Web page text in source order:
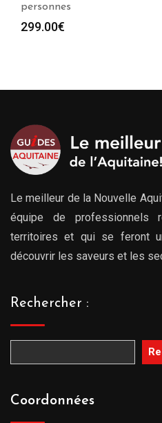
personnes
299.00€
Le meilleur de la Nouvelle
équipe de professionnels
territoires et qui se feront
découvrir les saveurs et les
Rechercher :
Coordonnées